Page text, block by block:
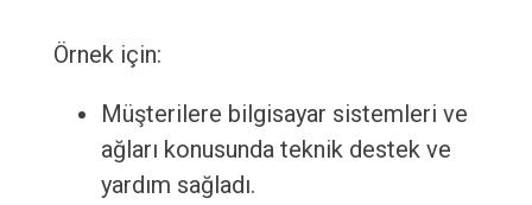
Örnek için:
Müşterilere bilgisayar sistemleri ve
ağları konusunda teknik destek ve
yardım sağladı.